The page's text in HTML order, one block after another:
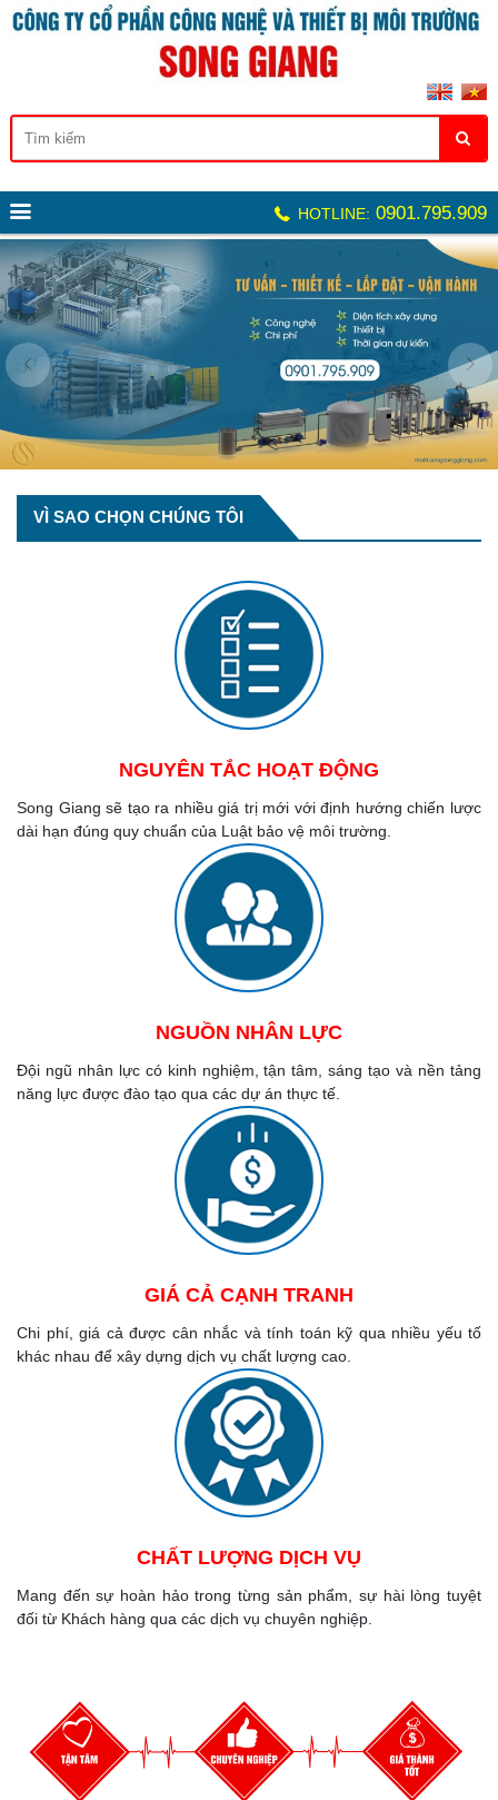
HOTLINE: 0901.795.909
VÌ SAO CHỌN CHÚNG TÔI
NGUYÊN TẮC HOẠT ĐỘNG
Song Giang sẽ tạo ra nhiều giá trị mới với định hướng chiến lược
dài hạn đúng quy chuẩn của Luật bảo vệ môi trường.
NGUỒN NHÂN LỰC
Đội ngũ nhân lực có kinh nghiệm, tận tâm, sáng tạo và nền tảng
năng lực được đào tạo qua các dự án thực tế.
GIÁ CẢ CẠNH TRANH
Chi phí, giá cả được cân nhắc và tính toán kỹ qua nhiều yếu tố
khác nhau để xây dựng dịch vụ chất lượng cao.
CHẤT LƯỢNG DỊCH VỤ
Mang đến sự hoàn hảo trong từng sản phẩm, sự hài lòng tuyệt
đối từ Khách hàng qua các dịch vụ chuyên nghiệp.